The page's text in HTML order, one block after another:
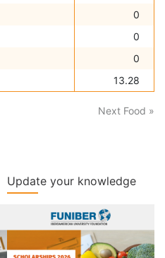
0
0
0
13.28
Next Food »
Update your knowledge